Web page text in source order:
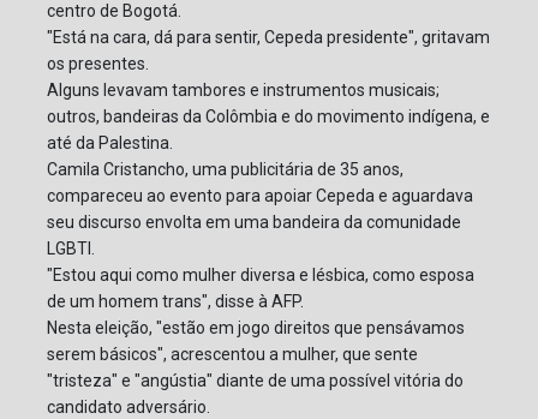
centro de Bogotá.
"Está na cara, dá para sentir, Cepeda presidente", gritavam
os presentes.
Alguns levavam tambores e instrumentos musicais;
outros, bandeiras da Colômbia e do movimento indígena, e
até da Palestina.
Camila Cristancho, uma publicitária de 35 anos,
compareceu ao evento para apoiar Cepeda e aguardava
seu discurso envolta em uma bandeira da comunidade
LGBTI.
"Estou aqui como mulher diversa e lésbica, como esposa
de um homem trans", disse à AFP.
Nesta eleição, "estão em jogo direitos que pensávamos
serem básicos", acrescentou a mulher, que sente
"tristeza" e "angústia" diante de uma possível vitória do
candidato adversário.